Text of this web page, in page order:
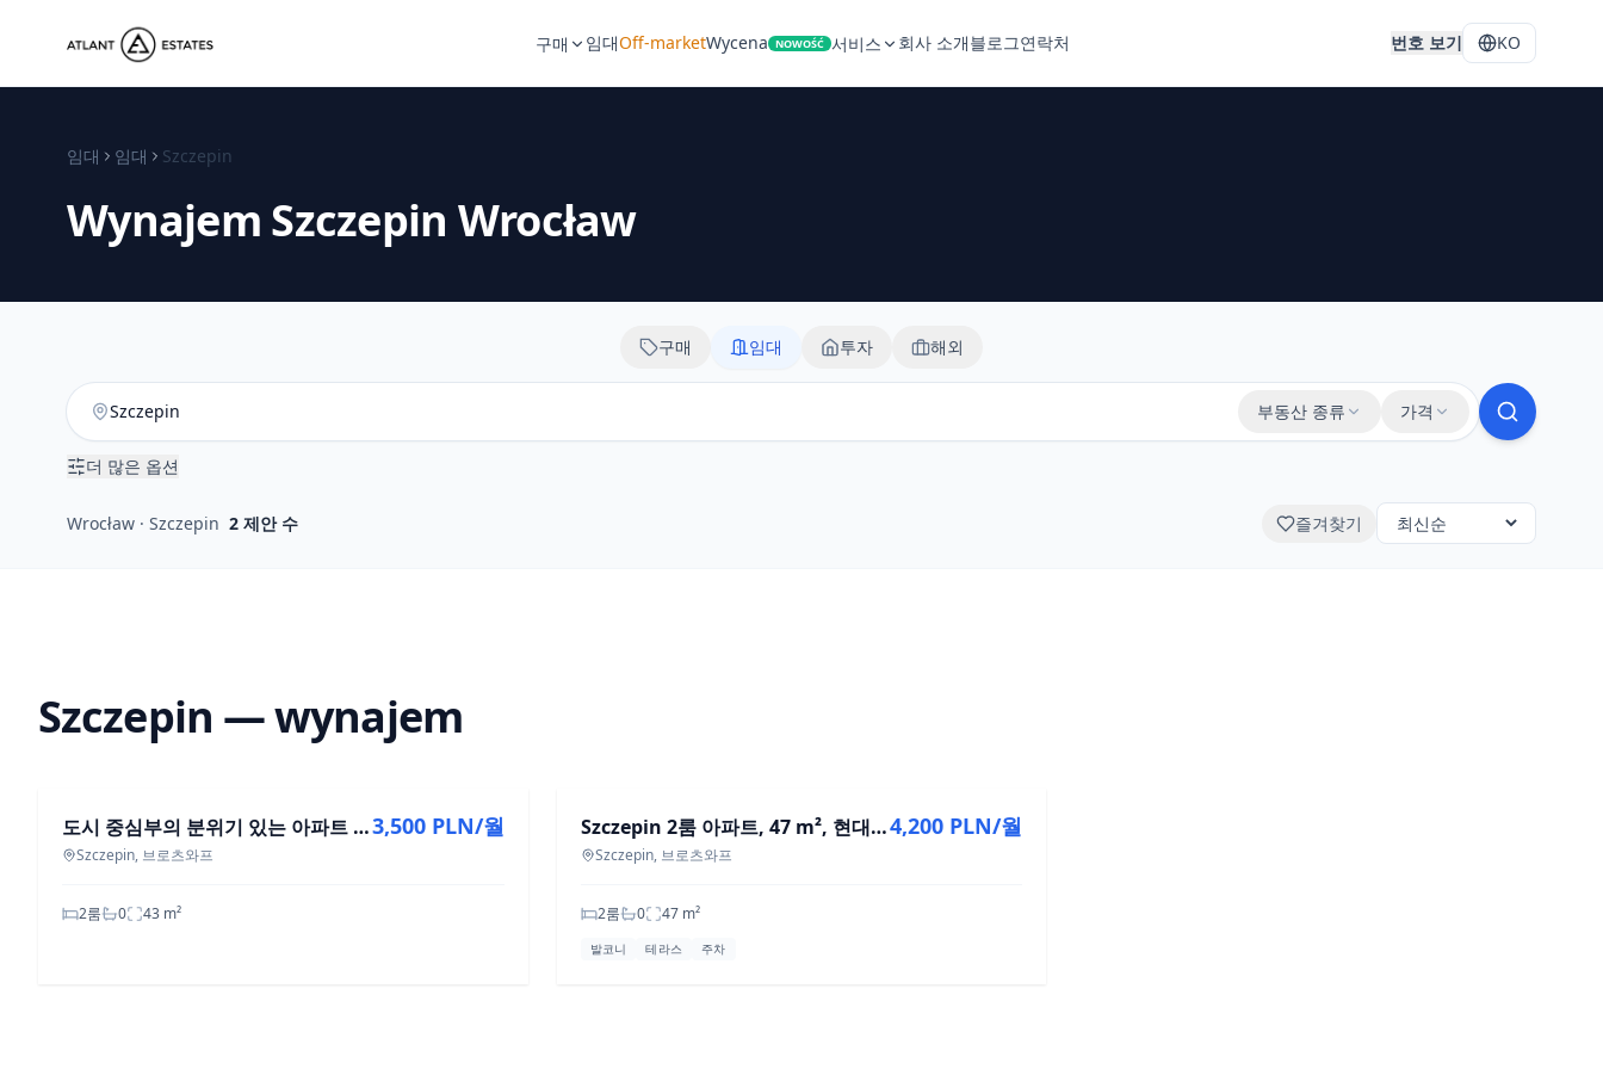
구매 임대Off-marketWycena NOWOŚĆ 서비스 회사 소개블로그연락처 번호 보기 KO
임대 임대 Szczepin
Wynajem Szczepin Wrocław
구매 임대 투자 해외
부동산 종류 가격
더 많은 옵션
Wrocław · Szczepin 2 제안 수 즐겨찾기
Szczepin — wynajem
도시 중심부의 분위기 있는 아파트 | 2개 방 | 독립된 주방
Szczepin, 브로츠와프
3,500 PLN/월
2룸 0 43 m²
Szczepin 2룸 아파트, 47 m², 현대적 디자인
Szczepin, 브로츠와프
4,200 PLN/월
2룸 0 47m²
발코니 테라스 주차